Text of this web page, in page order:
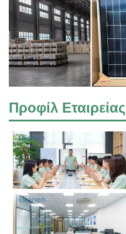
Προφίλ Εταιρείας